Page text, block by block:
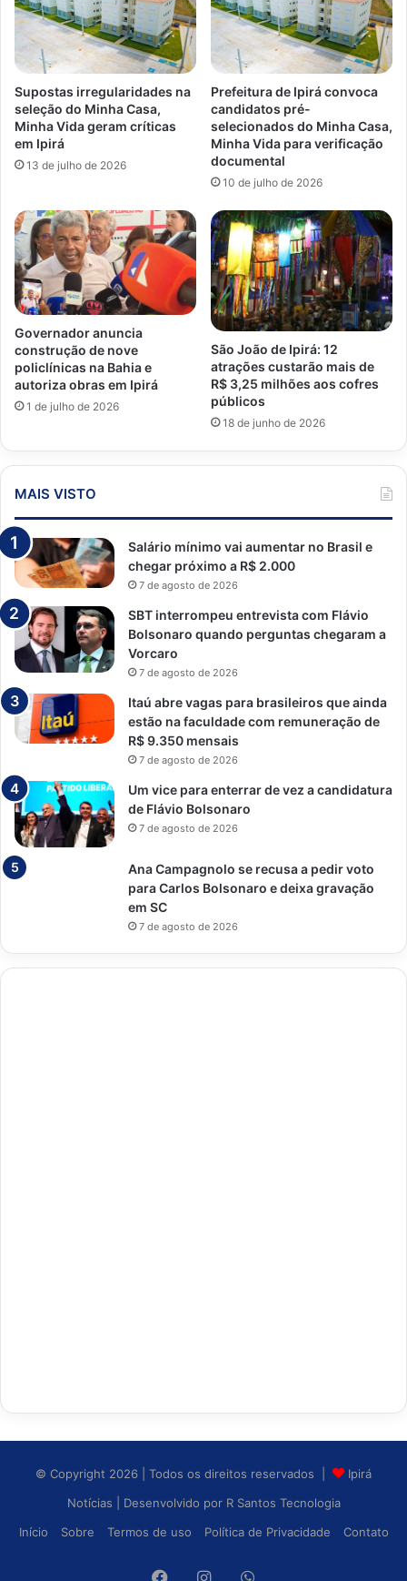
Supostas irregularidades na
seleção do Minha Casa,
Minha Vida geram críticas
em Ipirá
13 de julho de 2026
Prefeitura de Ipirá convoca
candidatos pré-
selecionados do Minha Casa,
Minha Vida para verificação
documental
10 de julho de 2026
Governador anuncia
construção de nove
policlínicas na Bahia e
autoriza obras em Ipirá
1 de julho de 2026
São João de Ipirá: 12
atrações custarão mais de
R$ 3,25 milhões aos cofres
públicos
18 de junho de 2026
MAIS VISTO
Salário mínimo vai aumentar no Brasil e
chegar próximo a R$ 2.000
7 de agosto de 2026
SBT interrompeu entrevista com Flávio
Bolsonaro quando perguntas chegaram a
Vorcaro
7 de agosto de 2026
Itaú abre vagas para brasileiros que ainda
estão na faculdade com remuneração de
R$ 9.350 mensais
7 de agosto de 2026
Um vice para enterrar de vez a candidatura
de Flávio Bolsonaro
7 de agosto de 2026
Ana Campagnolo se recusa a pedir voto
para Carlos Bolsonaro e deixa gravação
em SC
7 de agosto de 2026
© Copyright 2026 | Todos os direitos reservados |
Ipirá
Notícias
| Desenvolvido por R Santos Tecnologia
Início
Sobre Termos de uso Política de Privacidade Contato